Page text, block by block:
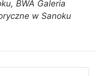
BWA Galeria
w Sanoku